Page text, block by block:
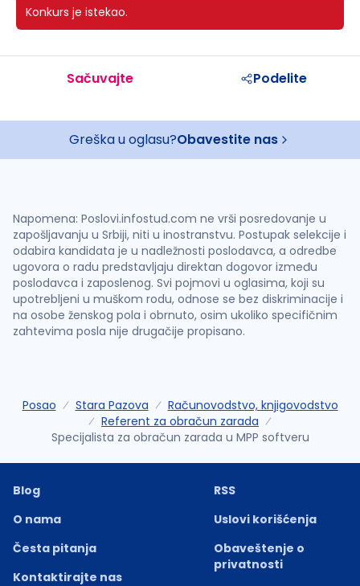
Konkurs je istekao.
Sačuvajte Podelite
Greška u oglasu?Obavestite nas
Napomena: Poslovi.infostud.com ne vrši posredovanje u
zapošljavanju u Srbiji, niti u inostranstvu. Postupak selekcije i
odabira kandidata je u nadležnosti poslodavca, a odredbe
ugovora o radu predstavljaju direktan dogovor između
poslodavca i zaposlenog. Svi pojmovi u oglasima, koji su
upotrebljeni u muškom rodu, odnose se bez diskriminacije i
na osobe ženskog pola i obrnuto, osim ukoliko specifičnim
zahtevima posla nije drugačije propisano.
Posao Stara Pazova
Računovodstvo, knjigovodstvo
Referent za obračun zarada
Specijalista za obračun zarada u MPP softveru
Blog
O nama
Česta pitanja
Kontaktirajte nas
RSS
Uslovi korišćenja
Obaveštenje o
privatnosti